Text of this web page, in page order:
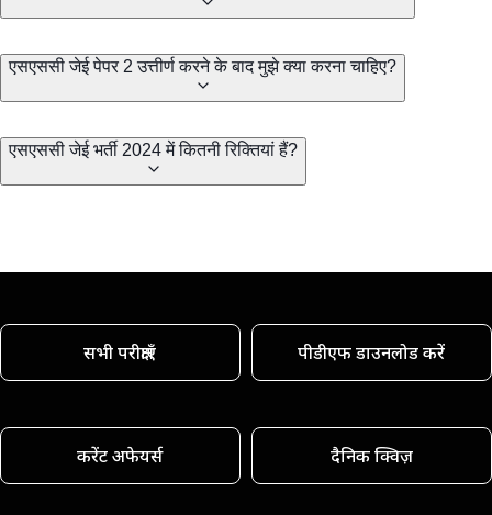
एसएससी जेई पेपर 2 उत्तीर्ण करने के बाद मुझे क्या करना चाहिए?
एसएससी जेई भर्ती 2024 में कितनी रिक्तियां हैं?
सभी परीक्षाएँ पीडीएफ डाउनलोड करें
करेंट अफेयर्स दैनिक क्विज़